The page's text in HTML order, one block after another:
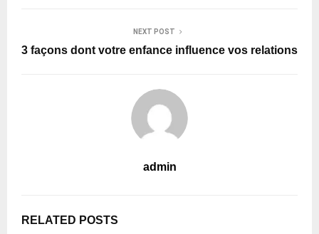
NEXT POST
3 façons dont votre enfance influence vos relations
admin
RELATED POSTS